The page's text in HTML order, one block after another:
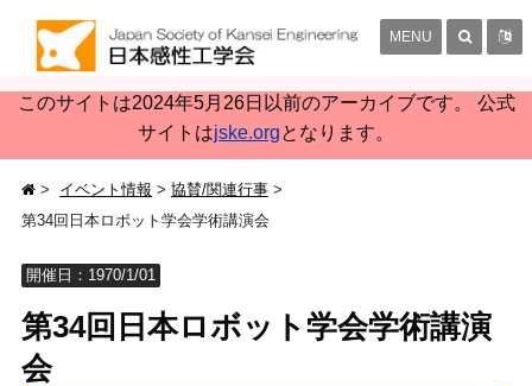
このサイトは2024年5月26日以前のアーカイブです。 公式
サイトはjske.orgとなります。
MENU
イベント情報
協賛/関連行事
第34回日本ロボット学会学術講演会
開催日：1970/1/01
第34回日本ロボット学会学術講演
会